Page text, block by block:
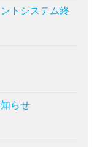
トシステム終
らせ